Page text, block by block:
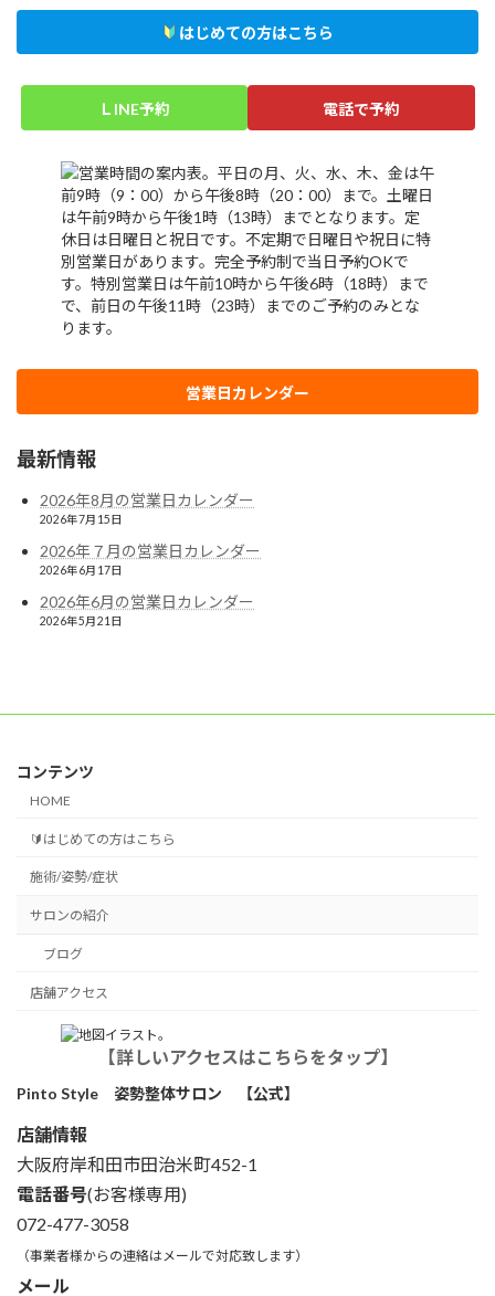
はじめての方はこちら
ＬINE予約 電話で予約
営業日カレンダー
最新情報
2026年8月の営業日カレンダー
2026年7月15日
2026年７月の営業日カレンダー
2026年6月17日
2026年6月の営業日カレンダー
2026年5月21日
コンテンツ
HOME
🔰はじめての方はこちら
施術/姿勢/症状
サロンの紹介
ブログ
店舗アクセス
【詳しいアクセスはこちらをタップ】
Pinto Style 姿勢整体サロン 【公式】
店舗情報
大阪府岸和田市田治米町452-1
電話番号(お客様専用)
072-477-3058
（事業者様からの連絡はメールで対応致します）
メール